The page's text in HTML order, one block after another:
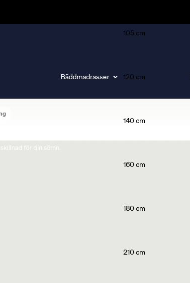
för din sömn.
Bäddmadrasser
105 cm
120 cm
140 cm
160 cm
180 cm
210 cm